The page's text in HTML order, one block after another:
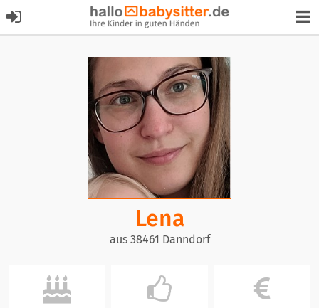
Lena
aus 38461 Danndorf